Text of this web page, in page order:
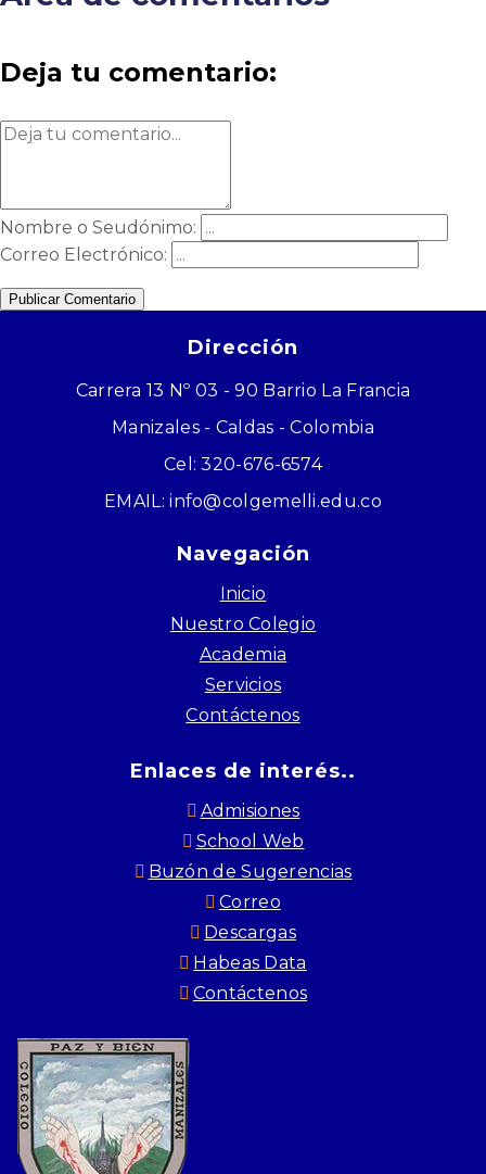
Deja tu comentario:
Nombre o Seudónimo:
Correo Electrónico:
Publicar Comentario
Dirección
Carrera 13 Nº 03 - 90 Barrio La Francia
Manizales - Caldas - Colombia
Cel: 320-676-6574
EMAIL: info@colgemelli.edu.co
Navegación
Inicio
Nuestro Colegio
Academia
Servicios
Contáctenos
Enlaces de interés..
Admisiones
School Web
Buzón de Sugerencias
Correo
Descargas
Habeas Data
Contáctenos